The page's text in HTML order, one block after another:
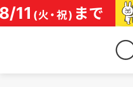
コ
ン
テ